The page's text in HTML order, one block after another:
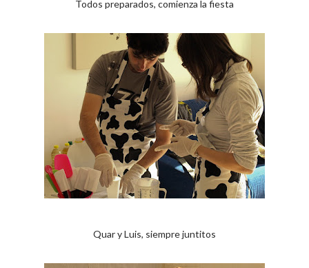
Todos preparados, comienza la fiesta
Quar y Luis, siempre juntitos